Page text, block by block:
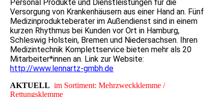
Personal Produkte und Dienstleistungen für die
Versorgung von Krankenhäusern aus einer Hand an. Fünf
Medizinprodukteberater im Außendienst sind in einem
kurzen Rhythmus bei Kunden vor Ort in Hamburg,
Schleswig Holstein, Bremen und Niedersachsen. Ihren
Medizintechnik Komplettservice bieten mehr als 20
Mitarbeiter*innen an. Link zur Website:
http://www.lennartz-gmbh.de
AKTUELL im Sortiment: Mehrzweckklemme /
Rettungsklemme